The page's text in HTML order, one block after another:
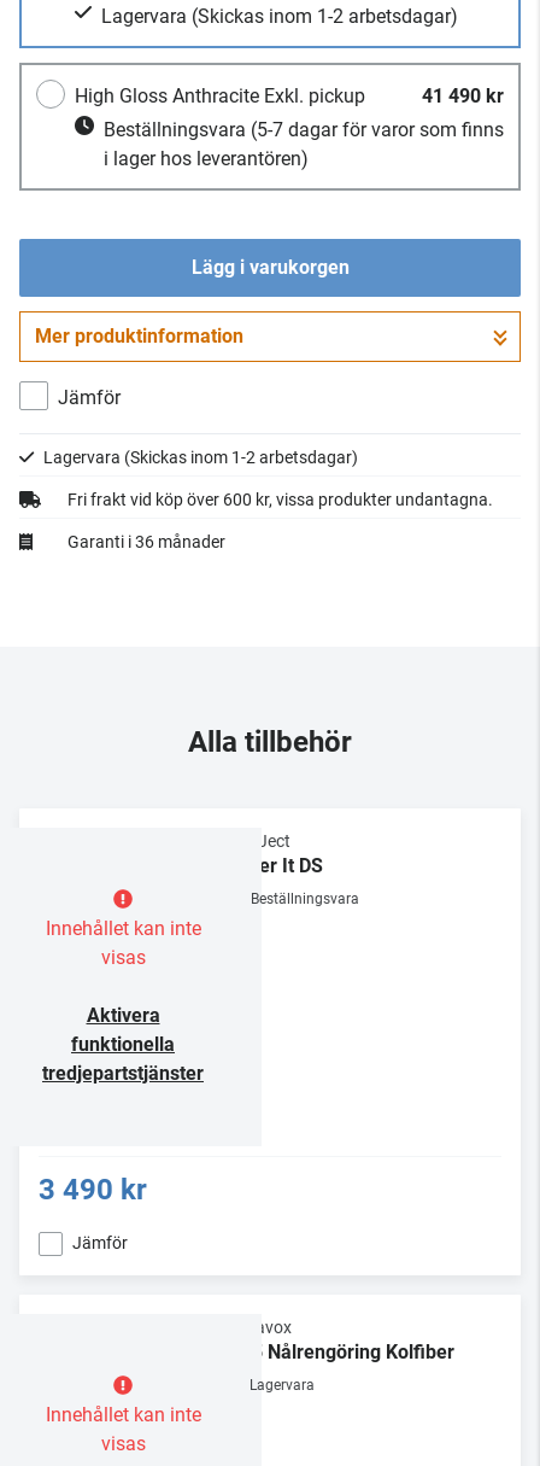
Lagervara (Skickas inom 1-2 arbetsdagar)
High Gloss Anthracite Exkl. pickup
41 490 kr
Beställningsvara (5-7 dagar för varor som finns
i lager hos leverantören)
Lägg i varukorgen
Gå till kassan
Mer produktinformation
Jämför
Lagervara (Skickas inom 1-2 arbetsdagar)
Fri frakt vid köp över 600 kr, vissa produkter undantagna.
Garanti i 36 månader
Alla tillbehör
Innehållet kan inte
visas
Aktivera
funktionella
tredjepartstjänster
Pro-Ject
Cover It DS
Beställningsvara
3 490 kr
Jämför
Innehållet kan inte
visas
Dynavox
NC5 Nålrengöring Kolfiber
Lagervara